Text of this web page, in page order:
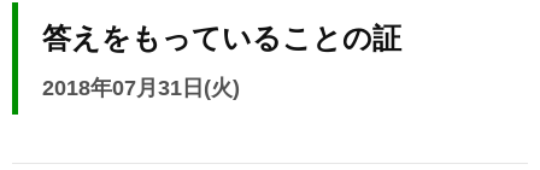
答えをもっていることの証
2018年07月31日(火)